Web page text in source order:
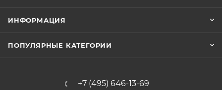
ИНФОРМАЦИЯ
ПОПУЛЯРНЫЕ КАТЕГОРИИ
+7 (495) 646-13-69